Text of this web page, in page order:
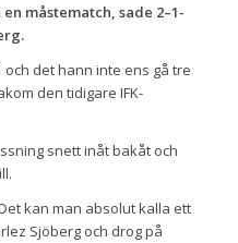
måstematch, sade 2–1-
det hann inte ens gå tre
den tidigare IFK-
snett inåt bakåt och
kan man absolut kalla ett
Sjöberg och drog på